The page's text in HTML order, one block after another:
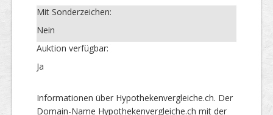
Mit Sonderzeichen:
Nein
Auktion verfügbar:
Ja
Informationen über Hypothekenvergleiche.ch. Der
Domain-Name Hypothekenvergleiche.ch mit der